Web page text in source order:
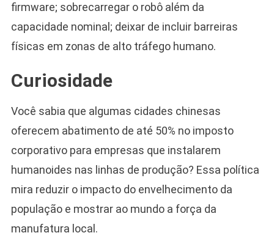
firmware; sobrecarregar o robô além da
capacidade nominal; deixar de incluir barreiras
físicas em zonas de alto tráfego humano.
Curiosidade
Você sabia que algumas cidades chinesas
oferecem abatimento de até 50% no imposto
corporativo para empresas que instalarem
humanoides nas linhas de produção? Essa política
mira reduzir o impacto do envelhecimento da
população e mostrar ao mundo a força da
manufatura local.